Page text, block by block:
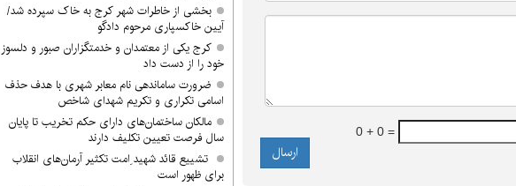
0 + 0 =
بخشی از خاطرات شهر کرج به خاک سپرده شد/
آیین خاکسپاری مرحوم دادگو
کرج یکی از معتمدان و خدمتگزاران صبور و دلسوز
خود را از دست داد
ضرورت ساماندهی نام‌ معابر شهری با هدف حذف
اسامی تکراری و تکریم شهدای شاخص
مالکان ساختمان‌های دارای حکم تخریب تا پایان
سال فرصت تعیین تکلیف دارند
تشییع قائد شهید ِامت تکثیر آرمان‌های انقلاب
برای ظهور است